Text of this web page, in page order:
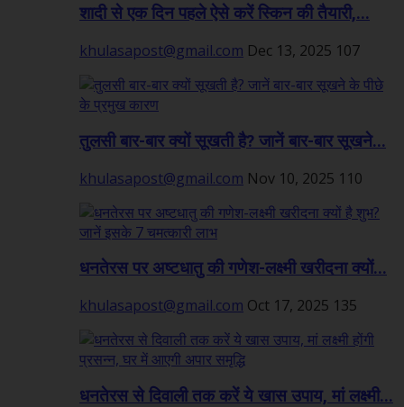
शादी से एक दिन पहले ऐसे करें स्किन की तैयारी,...
khulasapost@gmail.com Dec 13, 2025 107
तुलसी बार-बार क्यों सूखती है? जानें बार-बार सूखने...
khulasapost@gmail.com Nov 10, 2025 110
धनतेरस पर अष्टधातु की गणेश-लक्ष्मी खरीदना क्यों...
khulasapost@gmail.com Oct 17, 2025 135
धनतेरस से दिवाली तक करें ये खास उपाय, मां लक्ष्मी...